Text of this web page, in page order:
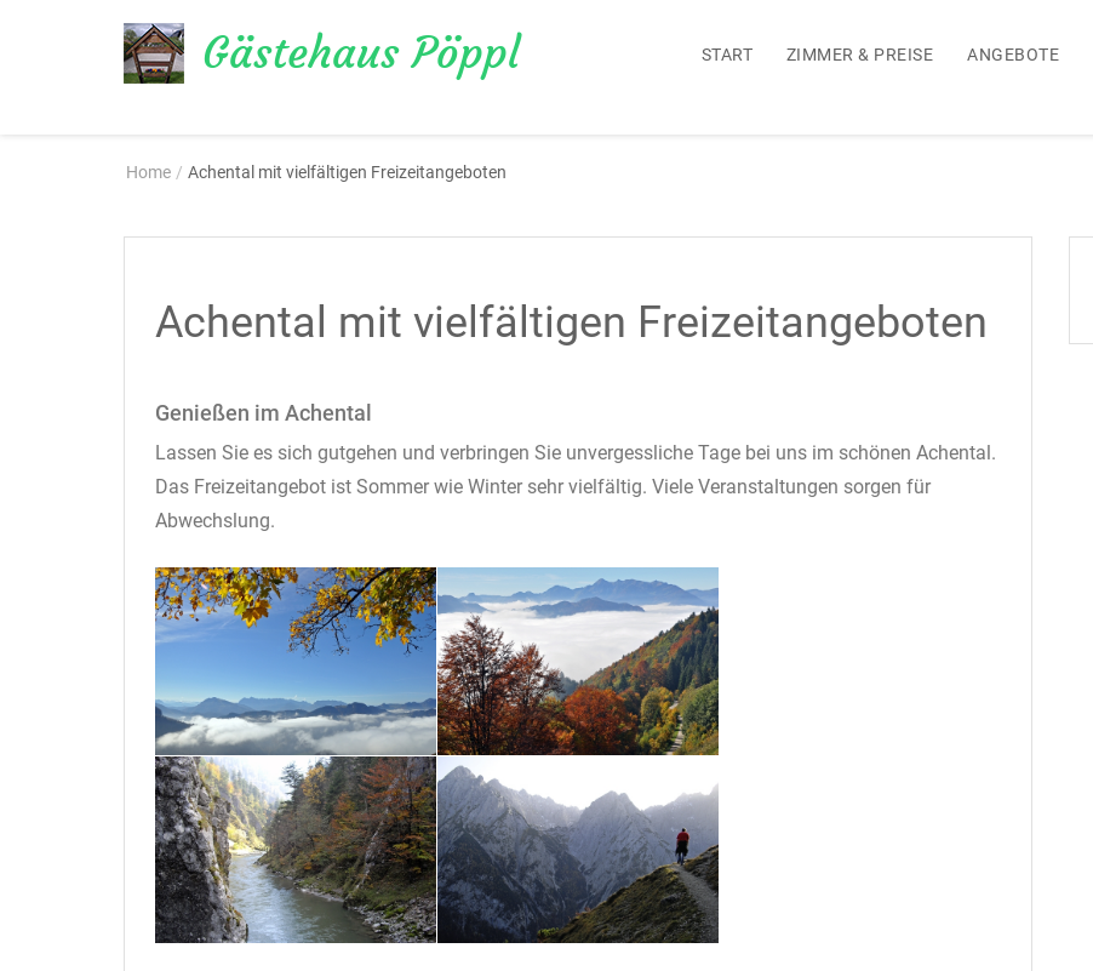
Gästehaus Pöppl START ZIMMER & PREISE ANGEBOTE
Home / Achental mit vielfältigen Freizeitangeboten
Achental mit vielfältigen Freizeitangeboten
Genießen im Achental
Lassen Sie es sich gutgehen und verbringen Sie unvergessliche Tage bei uns im schönen Achental.
Das Freizeitangebot ist Sommer wie Winter sehr vielfältig. Viele Veranstaltungen sorgen für
Abwechslung.